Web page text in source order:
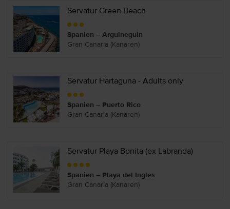
Servatur Green Beach
Spanien – Arguineguin
Gran Canaria (Kanaren)
Servatur Hartaguna - Adults only
Spanien – Puerto Rico
Gran Canaria (Kanaren)
Servatur Playa Bonita (ex Labranda)
Spanien – Playa del Ingles
Gran Canaria (Kanaren)